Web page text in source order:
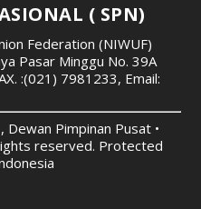
( SPN)
Federation (NIWUF)
Pasar Minggu No. 39A
:(021) 7981233, Email:
Pimpinan Pusat •
reserved. Protected